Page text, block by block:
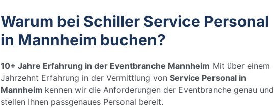
Warum bei Schiller Service Personal
in Mannheim buchen?
10+ Jahre Erfahrung in der Eventbranche Mannheim Mit über einem
Jahrzehnt Erfahrung in der Vermittlung vonService Personal in
Mannheim kennen wir die Anforderungen der Eventbranche genau und
stellen Ihnen passgenaues Personal bereit.